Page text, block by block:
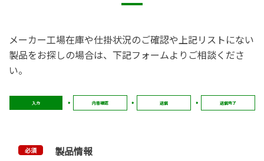
メーカー工場在庫や仕掛状況のご確認や上記リストにない
製品をお探しの場合は、下記フォームよりご相談くださ
い。
入力 内容確認 送信 送信完了
必須 製品情報